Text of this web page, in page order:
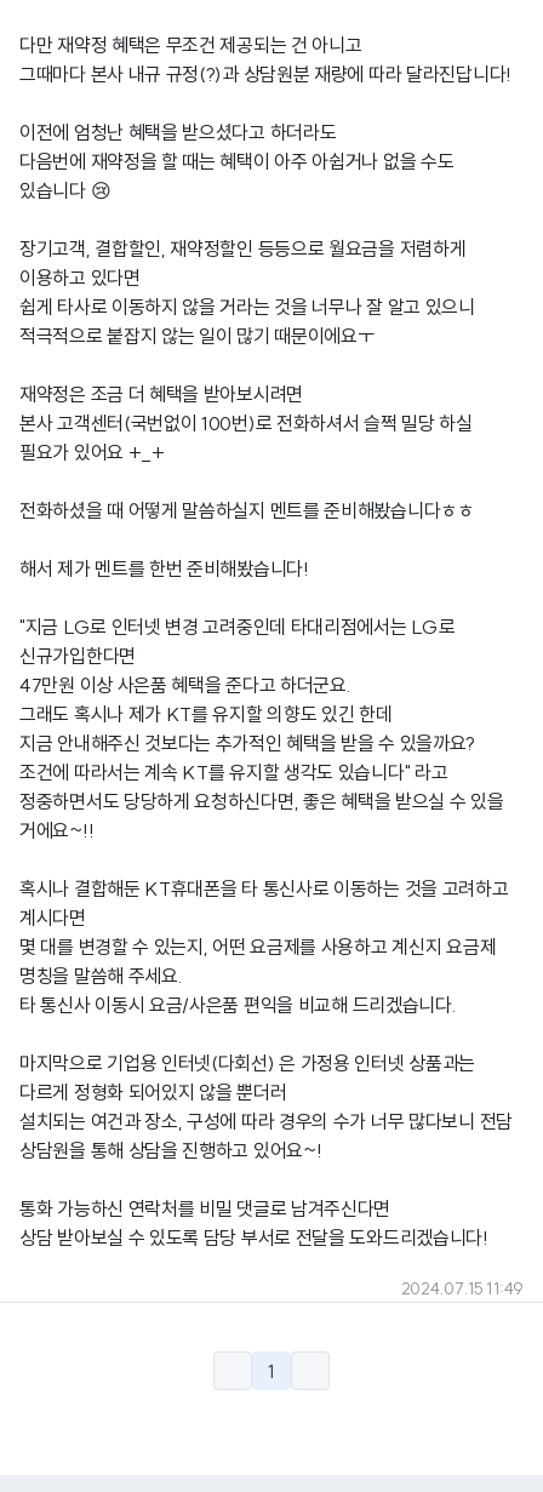
다만 재약정 혜택은 무조건 제공되는 건 아니고
그때마다 본사 내규 규정(?)과 상담원분 재량에 따라 달라진답니다!
이전에 엄청난 혜택을 받으셨다고 하더라도
다음번에 재약정을 할 때는 혜택이 아주 아쉽거나 없을 수도
있습니다 😢
장기고객, 결합할인, 재약정할인 등등으로 월요금을 저렴하게
이용하고 있다면
쉽게 타사로 이동하지 않을 거라는 것을 너무나 잘 알고 있으니
적극적으로 붙잡지 않는 일이 많기 때문이에요ㅜ
재약정은 조금 더 혜택을 받아보시려면
본사 고객센터(국번없이 100번)로 전화하셔서 슬쩍 밀당 하실
필요가 있어요 +_+
전화하셨을 때 어떻게 말씀하실지 멘트를 준비해봤습니다ㅎㅎ
해서 제가 멘트를 한번 준비해봤습니다!
"지금 LG로 인터넷 변경 고려중인데 타대리점에서는 LG로
신규가입한다면
47만원 이상 사은품 혜택을 준다고 하더군요.
그래도 혹시나 제가 KT를 유지할 의향도 있긴 한데
지금 안내해주신 것보다는 추가적인 혜택을 받을 수 있을까요?
조건에 따라서는 계속 KT를 유지할 생각도 있습니다" 라고
정중하면서도 당당하게 요청하신다면, 좋은 혜택을 받으실 수 있을
거에요~!!
혹시나 결합해둔 KT휴대폰을 타 통신사로 이동하는 것을 고려하고
계시다면
몇 대를 변경할 수 있는지, 어떤 요금제를 사용하고 계신지 요금제
명칭을 말씀해 주세요.
타 통신사 이동시 요금/사은품 편익을 비교해 드리겠습니다.
마지막으로 기업용 인터넷(다회선) 은 가정용 인터넷 상품과는
다르게 정형화 되어있지 않을 뿐더러
설치되는 여건과 장소, 구성에 따라 경우의 수가 너무 많다보니 전담
상담원을 통해 상담을 진행하고 있어요~!
통화 가능하신 연락처를 비밀 댓글로 남겨주신다면
상담 받아보실 수 있도록 담당 부서로 전달을 도와드리겠습니다!
2024.07.15 11:49
1